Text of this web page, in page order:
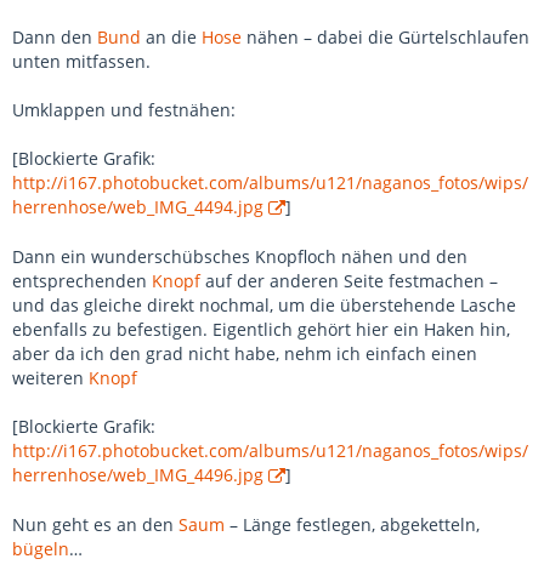
Dann den Bund an die Hose nähen – dabei die Gürtelschlaufen
unten mitfassen.
Umklappen und festnähen:
[Blockierte Grafik:
http://i167.photobucket.com/albums/u121/naganos_fotos/wips/
herrenhose/web_IMG_4494.jpg
]
Dann ein wunderschübsches Knopfloch nähen und den
entsprechenden Knopfauf der anderen Seite festmachen –
und das gleiche direkt nochmal, um die überstehende Lasche
ebenfalls zu befestigen. Eigentlich gehört hier ein Haken hin,
aber da ich den grad nicht habe, nehm ich einfach einen
weiteren Knopf
[Blockierte Grafik:
http://i167.photobucket.com/albums/u121/naganos_fotos/wips/
herrenhose/web_IMG_4496.jpg
]
Nun geht es an den Saum – Länge festlegen, abgeketteln,
bügeln…